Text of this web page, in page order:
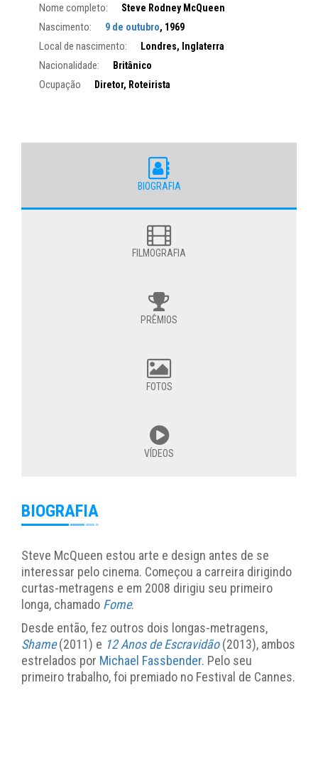
Nome completo: Steve Rodney McQueen
Nascimento: 9 de outubro, 1969
Local de nascimento: Londres, Inglaterra
Nacionalidade: Britânico
Ocupação Diretor, Roteirista
BIOGRAFIA
FILMOGRAFIA
PRÊMIOS
FOTOS
VÍDEOS
BIOGRAFIA
Steve McQueen estou arte e design antes de se
interessar pelo cinema. Começou a carreira dirigindo
curtas-metragens e em 2008 dirigiu seu primeiro
longa, chamado Fome.
Desde então, fez outros dois longas-metragens,
Shame(2011) e 12 Anos de Escravidão(2013), ambos
estrelados por Michael Fassbender. Pelo seu
primeiro trabalho, foi premiado no Festival de Cannes.